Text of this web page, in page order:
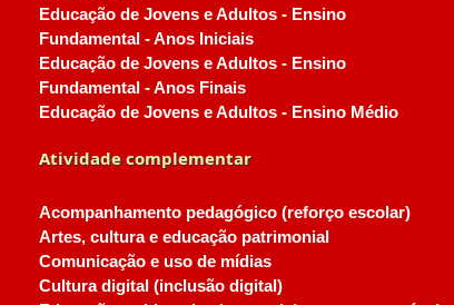
Educação de Jovens e Adultos - Ensino
Fundamental - Anos Iniciais
Educação de Jovens e Adultos - Ensino
Fundamental - Anos Finais
Educação de Jovens e Adultos - Ensino Médio
Atividade complementar
Acompanhamento pedagógico (reforço escolar)
Artes, cultura e educação patrimonial
Comunicação e uso de mídias
Cultura digital (inclusão digital)